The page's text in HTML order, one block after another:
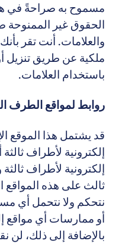
مسموح به صراحةً في هذه
الحقوق غير الممنوحة
والعلامات. أنت تقر
ملكية عن طريق تنزيل أو
باستخدام العلامات.
روابط لمواقع الطرف
قد يشتمل هذا الموقع
إلكترونية لأطراف ثالثة
إلكترونية لأطراف
ثالث على هذه المواقع
نتحكم ولا نتحمل أي
أو ممارسات أي مواقع
بالإضافة إلى ذلك، لن